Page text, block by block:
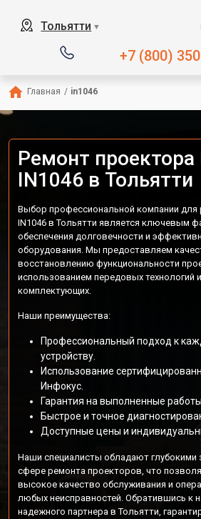
Тольятти ▼
+7 (800)
Главная / in1046
Ремонт
IN1046 в Тольятти
Выбор профессиональной компании для
IN1046 в Тольятти является ключевым
обеспечения долговечности и
оборудования. Мы предоставляем
восстановлению функциональности
использованием передовых технологий
комплектующих.
Наши преимущества:
Профессиональный подход к
устройству.
Использование
Инфокус.
Гарантия на выполненные работы.
Быстрое и точное
Доступные цены и
Наши специалисты обладают глубокими
сфере ремонта проекторов, что
высокое качество обслуживания и
любых неисправностей. Обратившись к
надежного партнера в Тольятти,